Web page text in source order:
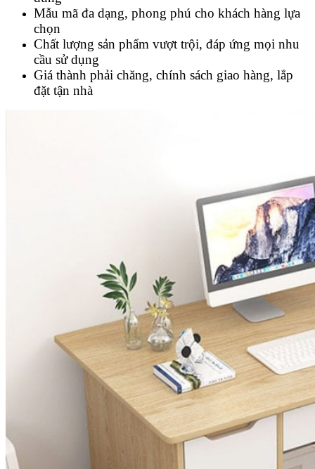
Mẫu mã đa dạng, phong phú cho khách hàng lựa
chọn
Chất lượng sản phẩm vượt trội, đáp ứng mọi nhu
cầu sử dụng
Giá thành phải chăng, chính sách giao hàng, lắp
đặt tận nhà